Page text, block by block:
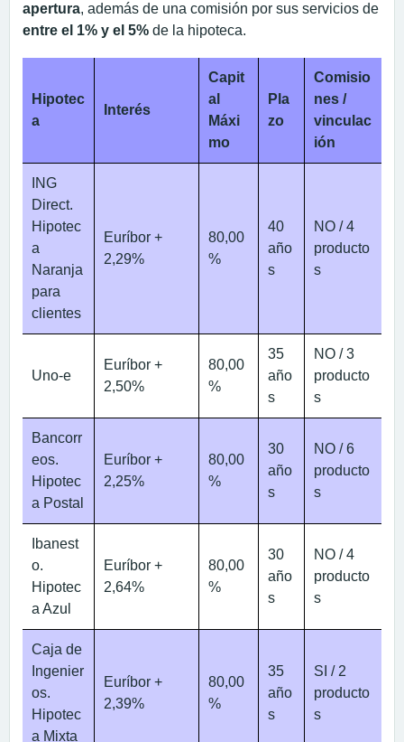
apertura, además de una comisión por sus servicios de
entre el 1% y el 5% de la hipoteca.
Hipotec
a
Interés
Capit
al
Máxi
mo
Pla
zo
Comisio
nes /
vinculac
ión
ING
Direct.
Hipotec
a
Naranja
para
clientes
Euríbor +
2,29%
80,00
%
40
año
s
NO / 4
producto
s
Uno-e
Euríbor +
2,50%
80,00
%
35
año
s
NO / 3
producto
s
Bancorr
eos.
Hipotec
a Postal
Euríbor +
2,25%
80,00
%
30
año
s
NO / 6
producto
s
Ibanest
o.
Hipotec
a Azul
Euríbor +
2,64%
80,00
%
30
año
s
NO / 4
producto
s
Caja de
Ingenier
os.
Hipotec
a Mixta
Euríbor +
2,39%
80,00
%
35
año
s
SI / 2
producto
s